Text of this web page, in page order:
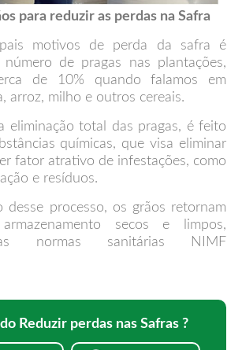
para reduzir as perdas na Safra
motivos de perda da safra é
de pragas nas plantações,
de 10% quando falamos em
arroz, milho e outros cereais.
eliminação total das pragas, é feito
químicas, que visa eliminar
fator atrativo de infestações, como
e resíduos.
desse processo, os grãos retornam
secos e limpos,
normas sanitárias NIMF
Reduzir perdas nas Safras ?